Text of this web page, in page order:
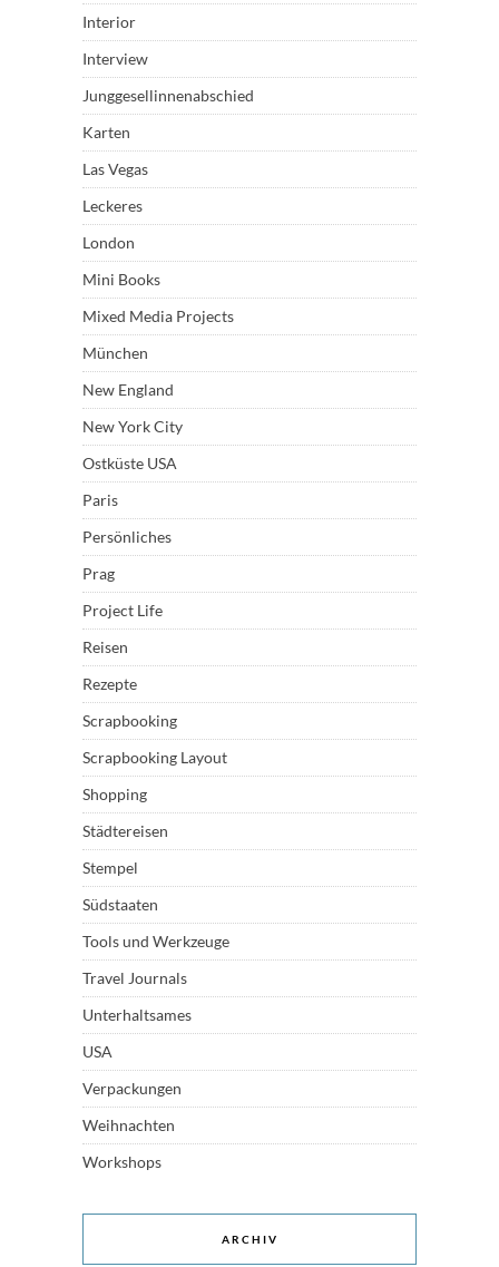
Interior
Interview
Junggesellinnenabschied
Karten
Las Vegas
Leckeres
London
Mini Books
Mixed Media Projects
München
New England
New York City
Ostküste USA
Paris
Persönliches
Prag
Project Life
Reisen
Rezepte
Scrapbooking
Scrapbooking Layout
Shopping
Städtereisen
Stempel
Südstaaten
Tools und Werkzeuge
Travel Journals
Unterhaltsames
USA
Verpackungen
Weihnachten
Workshops
ARCHIV